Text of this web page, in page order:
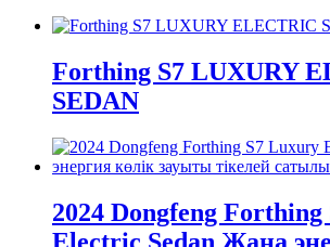
Forthing S7 LUXURY
SEDAN
2024 Dongfeng